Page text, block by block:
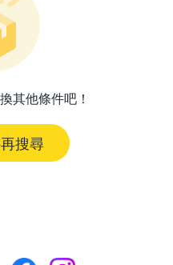
其他條件吧！
搜尋